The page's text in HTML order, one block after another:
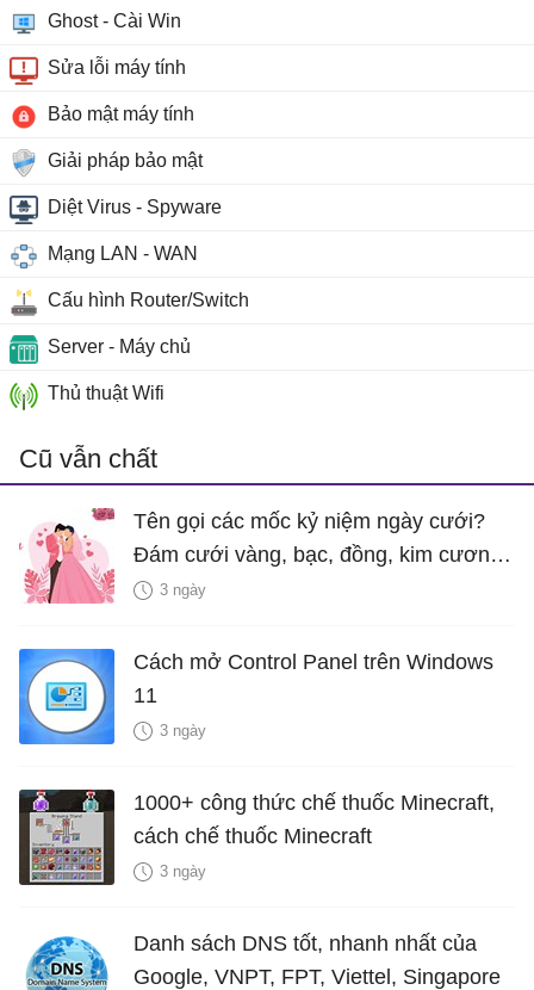
Ghost - Cài Win
Sửa lỗi máy tính
Bảo mật máy tính
Giải pháp bảo mật
Diệt Virus - Spyware
Mạng LAN - WAN
Cấu hình Router/Switch
Server - Máy chủ
Thủ thuật Wifi
Cũ vẫn chất
Tên gọi các mốc kỷ niệm ngày cưới?
Đám cưới vàng, bạc, đồng, kim cương
là bao nhiêu năm?
3 ngày
Cách mở Control Panel trên Windows
11
3 ngày
1000+ công thức chế thuốc Minecraft,
cách chế thuốc Minecraft
3 ngày
Danh sách DNS tốt, nhanh nhất của
Google, VNPT, FPT, Viettel, Singapore